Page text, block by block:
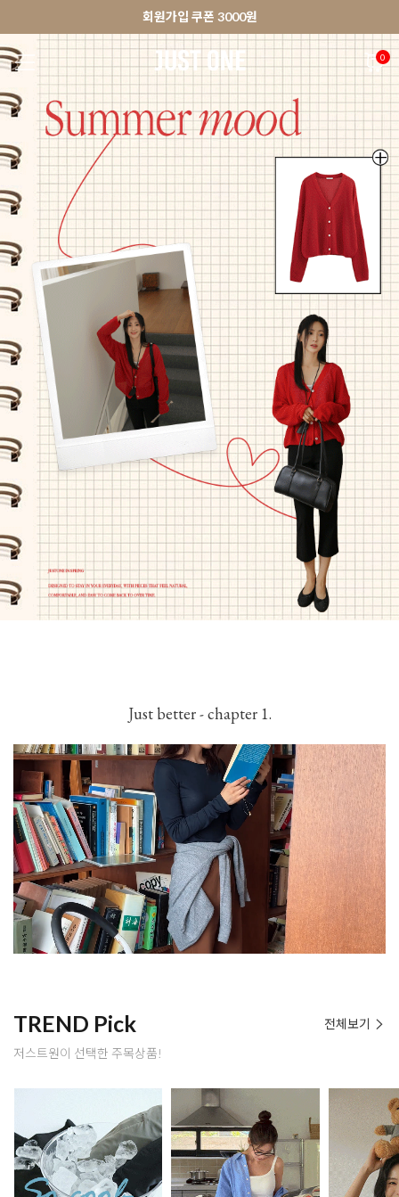
앱 다운로드 10% 할인쿠폰
🚀오늘출발상품 당일발송 배송중
회원가입 쿠폰 3000원
앱 다운로드 10% 할인쿠폰
0
NEW 7% BEST 🚀오늘출발 MADE . J 상의 팬츠
Just better - chapter 1.
TREND Pick
저스트원이 선택한 주목상품!
전체보기